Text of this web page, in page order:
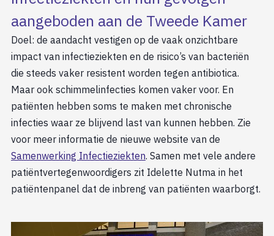
aangeboden aan de Tweede Kamer
Doel: de aandacht vestigen op de vaak onzichtbare
impact van infectieziekten en de risico’s van bacteriën
die steeds vaker resistent worden tegen antibiotica.
Maar ook schimmelinfecties komen vaker voor. En
patiënten hebben soms te maken met chronische
infecties waar ze blijvend last van kunnen hebben. Zie
voor meer informatie de nieuwe website van de
Samenwerking Infectieziekten. Samen met vele andere
patiëntvertegenwoordigers zit Idelette Nutma in het
patiëntenpanel dat de inbreng van patiënten waarborgt.